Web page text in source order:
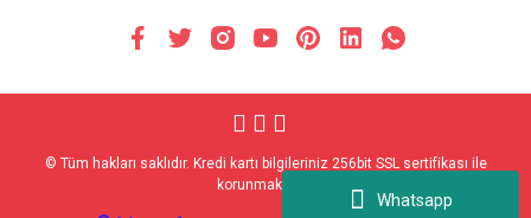
Whatsapp
© Tüm hakları saklıdır. Kredi kartı bilgileriniz 256bit SSL sertifikası ile
korunmaktadır.